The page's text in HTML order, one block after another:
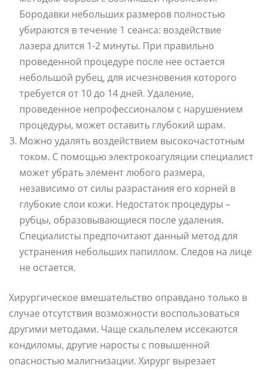
Бородавки небольших размеров полностью
убираются в течение 1 сеанса: воздействие
лазера длится 1-2 минуты. При правильно
проведенной процедуре после нее остается
небольшой рубец, для исчезновения которого
требуется от 10 до 14 дней. Удаление,
проведенное непрофессионалом с нарушением
процедуры, может оставить глубокий шрам.
Можно удалять воздействием высокочастотным
током. С помощью электрокоагуляции специалист
может убрать элемент любого размера,
независимо от силы разрастания его корней в
глубокие слои кожи. Недостаток процедуры –
рубцы, образовывающиеся после удаления.
Специалисты предпочитают данный метод для
устранения небольших папиллом. Следов на лице
не остается.
Хирургическое вмешательство оправдано только в
случае отсутствия возможности воспользоваться
другими методами. Чаще скальпелем иссекаются
кондиломы, другие наросты с повышенной
опасностью малигнизации. Хирург вырезает